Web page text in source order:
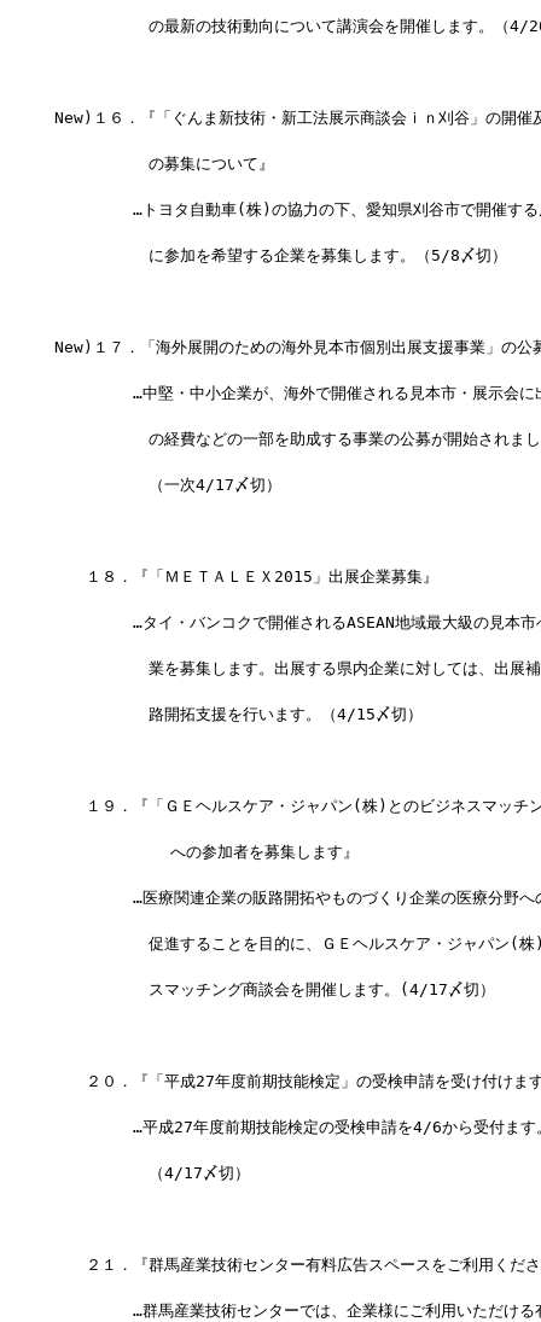
の最新の技術動向について講演会を開催します。（4/
New)１６．『「ぐんま新技術・新工法展示商談会ｉｎ刈谷」の開催
の募集について』
…トヨタ自動車(株)の協力の下、愛知県刈谷市で開催する
に参加を希望する企業を募集します。（5/8〆切）
New)１７．「海外展開のための海外見本市個別出展支援事業」の公
…中堅・中小企業が、海外で開催される見本市・展示会に
の経費などの一部を助成する事業の公募が開始されまし
（一次4/17〆切）
１８．『「ＭＥＴＡＬＥＸ2015」出展企業募集』
…タイ・バンコクで開催されるASEAN地域最大級の見本市
業を募集します。出展する県内企業に対しては、出展補
路開拓支援を行います。（4/15〆切）
１９．『「ＧＥヘルスケア・ジャパン(株)とのビジネスマッチ
            への参加者を募集します』
…医療関連企業の販路開拓やものづくり企業の医療分野へ
促進することを目的に、ＧＥヘルスケア・ジャパン(株)
スマッチング商談会を開催します。(4/17〆切）
２０．『「平成27年度前期技能検定」の受検申請を受け付けま
…平成27年度前期技能検定の受検申請を4/6から受付ます
（4/17〆切）
２１．『群馬産業技術センター有料広告スペースをご利用くだ
…群馬産業技術センターでは、企業様にご利用いただける